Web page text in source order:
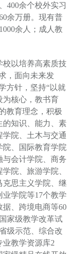
400余个校外实习
余万册。 现有普
余人
；成人教
校以培养高素质技
，面向未来发
方针，坚持“以就
为核心，教书育
教育理念，积极
的知识、能力、素
院、土木与交通
院、国际教育学院
与会计学院、商务
院、旅游学院、
思主义学院、继
学院等17个教学
据、跨境电商等60
家级教学改革试
级示范、综合改
业教学资源库2